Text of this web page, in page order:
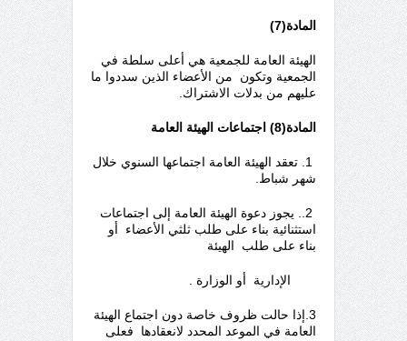
المادة(7)
الهيئة العامة للجمعية هي أعلى سلطة في
الجمعية وتكون من الأعضاء الذين سددوا ما
عليهم من بدلات الاشتراك.
المادة(8) اجتماعات الهيئة العامة
1. تعقد الهيئة العامة اجتماعها السنوي خلال
شهر شباط.
2.. يجوز دعوة الهيئة العامة إلى اجتماعات
استثنائية بناء على طلب ثلثي الأعضاء أو
بناء على طلب الهيئة
الإدارية أو الوزارة .
3.إذا حالت ظروف خاصة دون اجتماع الهيئة
العامة في الموعد المحدد لانعقادها فعلى